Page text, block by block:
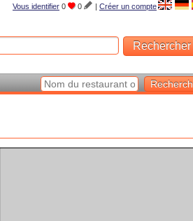
Vous identifier 0 0 | Créer un compte